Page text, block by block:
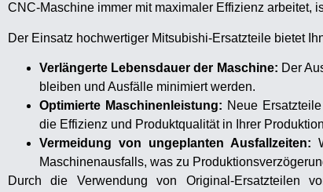
CNC-Maschine immer mit maximaler Effizienz arbeitet,
Der Einsatz hochwertiger Mitsubishi-Ersatzteile bietet
Verlängerte Lebensdauer der Maschine: Der
bleiben und Ausfälle minimiert werden.
Optimierte Maschinenleistung: Neue
die Effizienz und Produktqualität in Ihrer
Vermeidung von ungeplanten Ausfallzeiten:
Maschinenausfalls, was zu
Durch die Verwendung von Original-Ersatzteilen